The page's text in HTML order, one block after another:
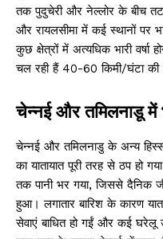
तक पुदुचेरी और नेल्लोर के बीच
और रायलसीमा में कई स्थानों पर
कुछ क्षेत्रों में अत्यधिक भारी वर्षा
चल रही हैं 40-60 किमी/घंटा की
चेन्नई और तमिलनाडू में
चेन्नई और तमिलनाडु के अन्य
का यातायात पूरी तरह से ठप हो
तक पानी भर गया, जिससे दैनिक
हुआ। लगातार बारिश के कारण
सेवाएं बाधित हो गईं और कई घरेलू